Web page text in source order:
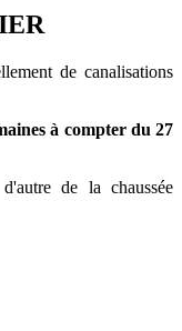
de canalisations
à compter du 27
de la chaussée